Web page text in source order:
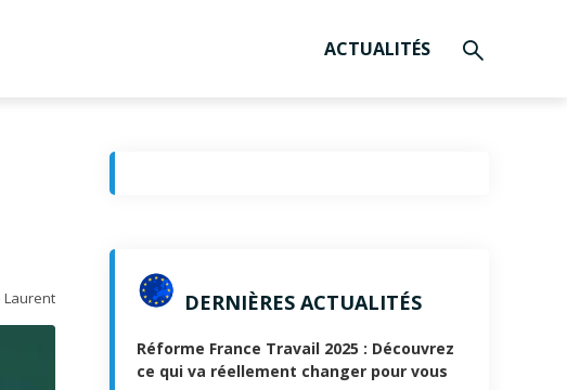
ACTUALITÉS
Laurent DERNIÈRES ACTUALITÉS
Réforme France Travail 2025 : Découvrez
ce qui va réellement changer pour vous